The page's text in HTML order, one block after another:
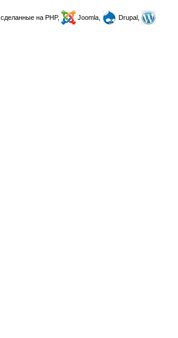
, сделанные на PHP, Joomla,
Drupal,